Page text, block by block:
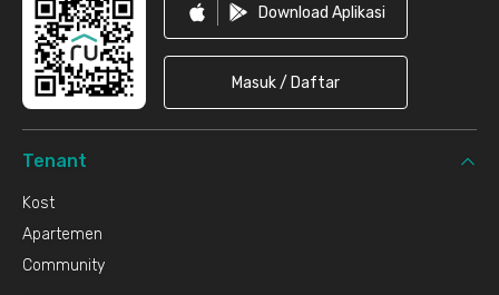
Download Aplikasi
Masuk / Daftar
Tenant
Kost
Apartemen
Community